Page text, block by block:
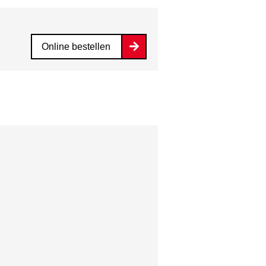
Online bestellen